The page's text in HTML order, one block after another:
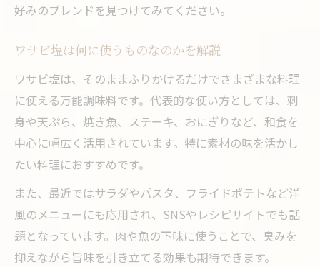
好みのブレンドを見つけてみてください。
ワサビ塩は何に使うものなのかを解説
ワサビ塩は、そのままふりかけるだけでさまざまな料理
に使える万能調味料です。代表的な使い方としては、刺
身や天ぷら、焼き魚、ステーキ、おにぎりなど、和食を
中心に幅広く活用されています。特に素材の味を活かし
たい料理におすすめです。
また、最近ではサラダやパスタ、フライドポテトなど洋
風のメニューにも応用され、SNSやレシピサイトでも話
題となっています。肉や魚の下味に使うことで、臭みを
抑えながら旨味を引き立てる効果も期待できます。